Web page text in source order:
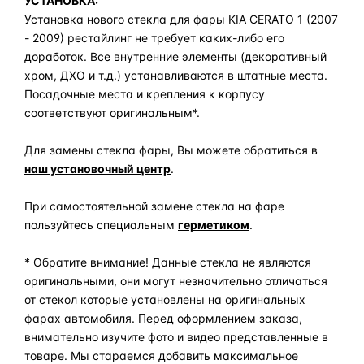
Установка нового стекла для фары KIA CERATO 1 (2007
- 2009) рестайлинг не требует каких-либо его
доработок. Все внутренние элементы (декоративный
хром, ДХО и т.д.) устанавливаются в штатные места.
Посадочные места и крепления к корпусу
соответствуют оригинальным*.
Для замены стекла фары, Вы можете обратиться в
наш установочный центр.
При самостоятельной замене стекла на фаре
пользуйтесь специальным герметиком.
* Обратите внимание! Данные стекла не являются
оригинальными, они могут незначительно отличаться
от стекол которые установлены на оригинальных
фарах автомобиля. Перед оформлением заказа,
внимательно изучите фото и видео представленные в
товаре. Мы стараемся добавить максимальное